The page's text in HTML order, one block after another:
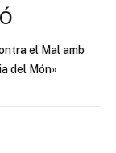
el Mal amb
del Món»